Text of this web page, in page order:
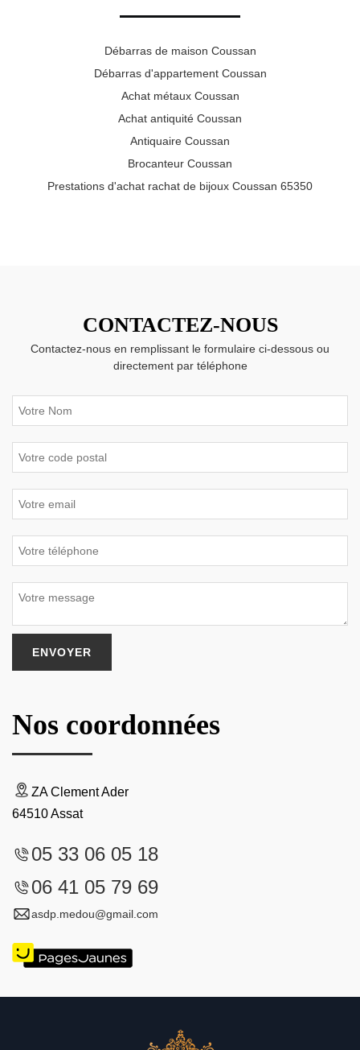
Débarras de maison Coussan
Débarras d'appartement Coussan
Achat métaux Coussan
Achat antiquité Coussan
Antiquaire Coussan
Brocanteur Coussan
Prestations d'achat rachat de bijoux Coussan 65350
CONTACTEZ-NOUS
Contactez-nous en remplissant le formulaire ci-dessous ou
directement par téléphone
Nos coordonnées
ZA Clement Ader
64510 Assat
05 33 06 05 18
06 41 05 79 69
asdp.medou@gmail.com